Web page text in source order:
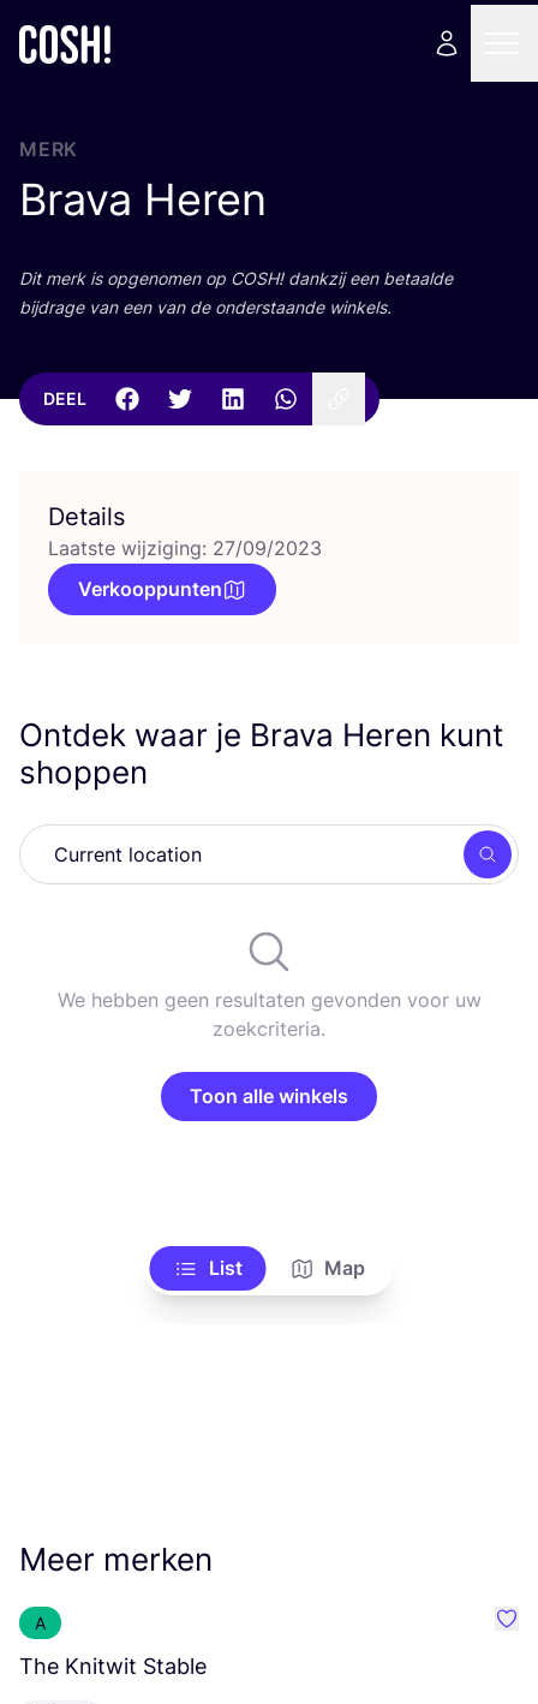
MERK
Brava Heren
Dit merk is opge­no­men op COSH! dank­zij een betaal­de
bij­dra­ge van een van de onder­staan­de winkels.
DEEL
Details
Laatste wijziging: 27/09/2023
Verkooppunten
Ontdek waar je Brava Heren kunt
shoppen
Zoek
We hebben geen resultaten gevonden voor uw
zoekcriteria.
Toon alle winkels
List Map
Meer merken
A
The Knitwit Stable